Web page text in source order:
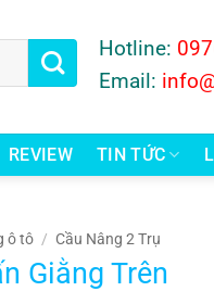
Hotline:
Email:
REVIEW TIN TỨC
ô tô / Cầu Nâng 2 Trụ
Giằng Trên